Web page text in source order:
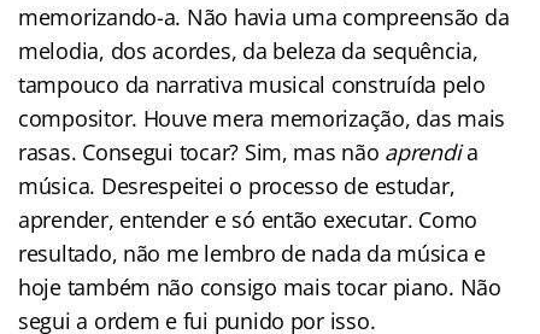
memorizando-a. Não havia uma compreensão da
melodia, dos acordes, da beleza da sequência,
tampouco da narrativa musical construída pelo
compositor. Houve mera memorização, das mais
rasas. Consegui tocar? Sim, mas não aprendia
música. Desrespeitei o processo de estudar,
aprender, entender e só então executar. Como
resultado, não me lembro de nada da música e
hoje também não consigo mais tocar piano. Não
segui a ordem e fui punido por isso.